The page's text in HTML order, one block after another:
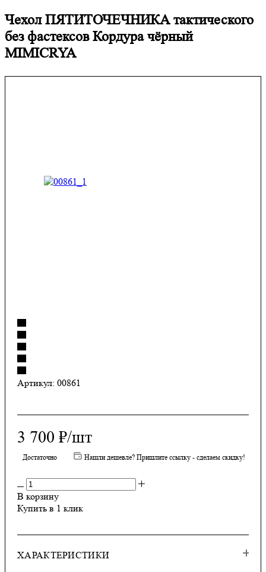
Чехол ПЯТИТОЧЕЧНИКА тактического
без фастексов Кордура чёрный
MIMICRYA
Артикул: 00861
3 700 ₽/шт
Достаточно Нашли дешевле? Пришлите ссылку - сделаем скидку!
В корзину
Купить в 1 клик
ХАРАКТЕРИСТИКИ